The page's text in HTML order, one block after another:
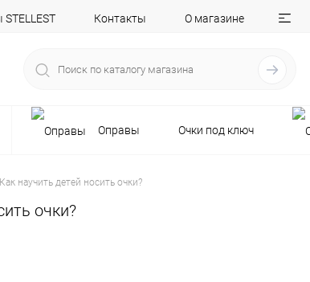
Контакты О магазине
Оправы Очки под ключ
Как научить детей носить очки?
очки?